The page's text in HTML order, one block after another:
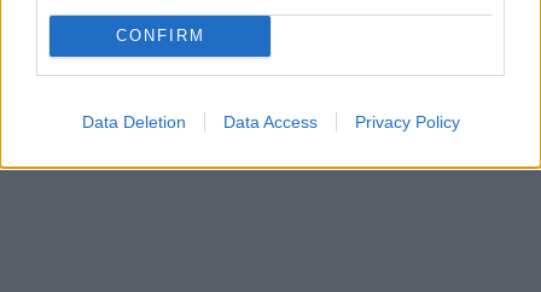
CONFIRM
Data Deletion Data Access Privacy Policy
τρόποι επίλυσής του, μέσα στους κόλπους της
εκκλησίας.
Πηγή: ethnos.gr